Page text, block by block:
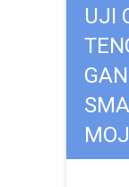
UJI